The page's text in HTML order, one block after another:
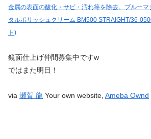
金属の表面の酸化・サビ・汚れ等を除去。ブルーマ
タルポリッシュクリーム BM500 STRAIGHT/36-
ト)
鏡面仕上げ仲間募集中ですw
ではまた明日！
via 瀬賀 龍 Your own website, Ameba Ownd